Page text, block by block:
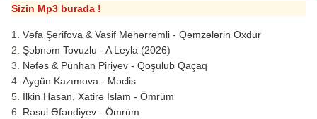
Sizin Mp3 burada !
Vəfa Şərifova & Vasif Məhərrəmli - Qəmzələrin Oxdur
Şəbnəm Tovuzlu - A Leyla (2026)
Nəfəs & Pünhan Piriyev - Qoşulub Qaçaq
Aygün Kazımova - Məclis
İlkin Hasan, Xatirə İslam - Ömrüm
Rəsul Əfəndiyev - Ömrüm